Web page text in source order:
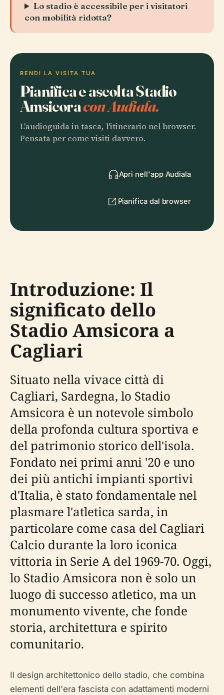
Lo stadio è accessibile per i visitatori
con mobilità ridotta?
RENDI LA VISITA TUA
Pianifica e ascolta Stadio
Amsicoracon Audiala.
L'audioguida in tasca, l'itinerario nel browser.
Pensata per come visiti davvero.
Apri nell'app Audiala
Pianifica dal browser
Introduzione: Il
significato dello
Stadio Amsicora a
Cagliari
Situato nella vivace città di
Cagliari, Sardegna, lo Stadio
Amsicora è un notevole simbolo
della profonda cultura sportiva e
del patrimonio storico dell'isola.
Fondato nei primi anni '20 e uno
dei più antichi impianti sportivi
d'Italia, è stato fondamentale nel
plasmare l'atletica sarda, in
particolare come casa del Cagliari
Calcio durante la loro iconica
vittoria in Serie A del 1969-70. Oggi,
lo Stadio Amsicora non è solo un
luogo di successo atletico, ma un
monumento vivente, che fonde
storia, architettura e spirito
comunitario.
Il design architettonico dello stadio, che combina
elementi dell'era fascista con adattamenti moderni